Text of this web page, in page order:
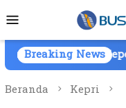
ke
kontenMobile
Breaking News
Kepemilikan
Beranda
Kepri